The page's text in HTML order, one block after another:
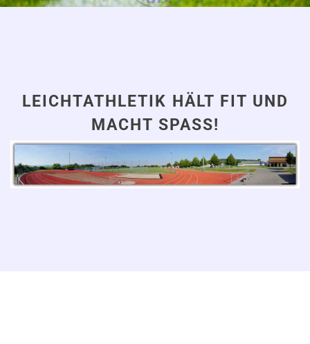
LEICHTATHLETIK HÄLT FIT UND
MACHT SPASS!